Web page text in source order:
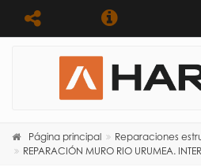
Página principal
Reparaciones
REPARACIÓN MURO RIO URUMEA.